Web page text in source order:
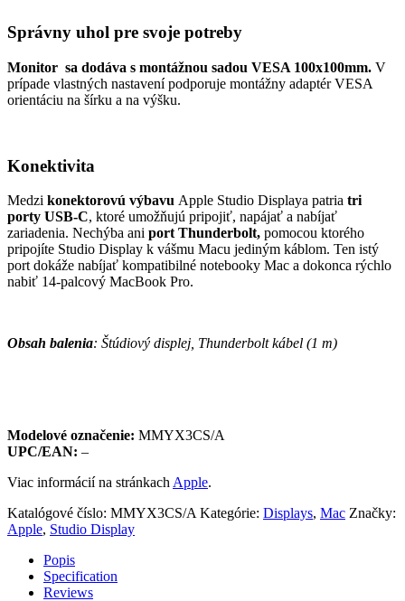
Správny uhol pre svoje potreby
Monitor sa dodáva s montážnou sadou VESA 100x100mm. V
prípade vlastných nastavení podporuje montážny adaptér VESA
orientáciu na šírku a na výšku.
Konektivita
Medzi konektorovú výbavu Apple Studio Displaya patria tri
porty USB-C, ktoré umožňujú pripojiť, napájať a nabíjať
zariadenia. Nechýba ani port Thunderbolt, pomocou ktorého
pripojíte Studio Display k vášmu Macu jediným káblom. Ten istý
port dokáže nabíjať kompatibilné notebooky Mac a dokonca rýchlo
nabiť 14-palcový MacBook Pro.
Obsah balenia: Štúdiový displej, Thunderbolt kábel (1 m)
Modelové označenie: MMYX3CS/A
UPC/EAN: –
Viac informácií na stránkachApple.
Katalógové číslo: MMYX3CS/A Kategórie: Displays, Mac Značky:
Apple, Studio Display
Popis
Specification
Reviews